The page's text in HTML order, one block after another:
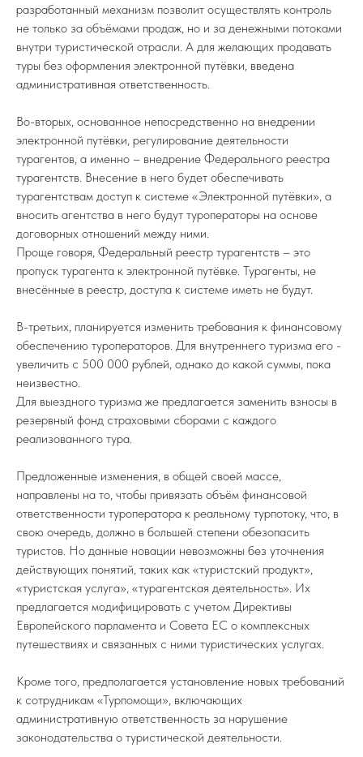
разработанный механизм позволит осуществлять контроль
не только за объёмами продаж, но и за денежными потоками
внутри туристической отрасли. А для желающих продавать
туры без оформления электронной путёвки, введена
административная ответственность.
Во-вторых, основанное непосредственно на внедрении
электронной путёвки, регулирование деятельности
турагентов, а именно – внедрение Федерального реестра
турагентств. Внесение в него будет обеспечивать
турагентствам доступ к системе «Электронной путёвки», а
вносить агентства в него будут туроператоры на основе
договорных отношений между ними.
Проще говоря, Федеральный реестр турагентств – это
пропуск турагента к электронной путёвке. Турагенты, не
внесённые в реестр, доступа к системе иметь не будут.
В-третьих, планируется изменить требования к финансовому
обеспечению туроператоров. Для внутреннего туризма его -
увеличить с 500 000 рублей, однако до какой суммы, пока
неизвестно.
Для выездного туризма же предлагается заменить взносы в
резервный фонд страховыми сборами с каждого
реализованного тура.
Предложенные изменения, в общей своей массе,
направлены на то, чтобы привязать объём финансовой
ответственности туроператора к реальному турпотоку, что, в
свою очередь, должно в большей степени обезопасить
туристов. Но данные новации невозможны без уточнения
действующих понятий, таких как «туристский продукт»,
«туристская услуга», «турагентская деятельность». Их
предлагается модифицировать с учетом Директивы
Европейского парламента и Совета ЕС о комплексных
путешествиях и связанных с ними туристических услугах.
Кроме того, предполагается установление новых требований
к сотрудникам «Турпомощи», включающих
административную ответственность за нарушение
законодательства о туристической деятельности.